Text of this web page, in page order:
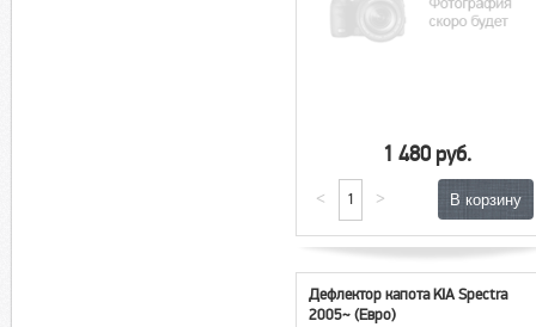
1 480 руб.
< >
Дефлектор капота KIA Spectra
2005~ (Евро)